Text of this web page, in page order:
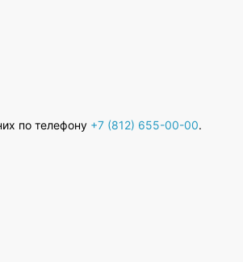
по телефону +7 (812) 655-00-00.